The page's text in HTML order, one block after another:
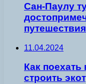
Сан-Паулу
путешествия
11.04.2024
Как
строить